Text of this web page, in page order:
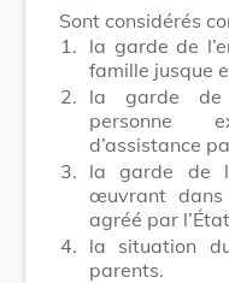
Sont considérés
1. la garde de
famille jusque
2. la garde de
personne
d’assistance
3. la garde de
œuvrant dans
agréé par
4. la situation
parents.